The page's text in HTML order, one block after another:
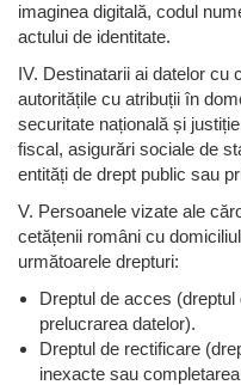
imaginea digitală, codul
actului de identitate.
IV. Destinatarii ai datelor cu
autoritățile cu atribuții în
securitate națională și
fiscal, asigurări sociale de
entități de drept public sau
V. Persoanele vizate ale
cetățenii români cu
următoarele drepturi:
Dreptul de acces
prelucrarea datelor).
Dreptul de rectificare
inexacte sau